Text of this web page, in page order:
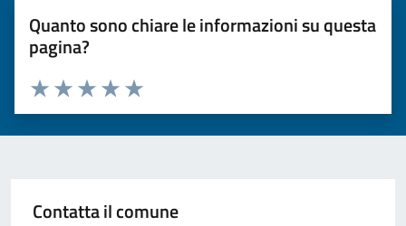
Quanto sono chiare le informazioni su questa
pagina?
Valuta da 1 a 5 stelle la pagina
Valuta 5 stelle su 5
Valuta 4 stelle su 5
Valuta 3 stelle su 5
Valuta 2 stelle su 5
Valuta 1 stelle su 5
Contatta il comune